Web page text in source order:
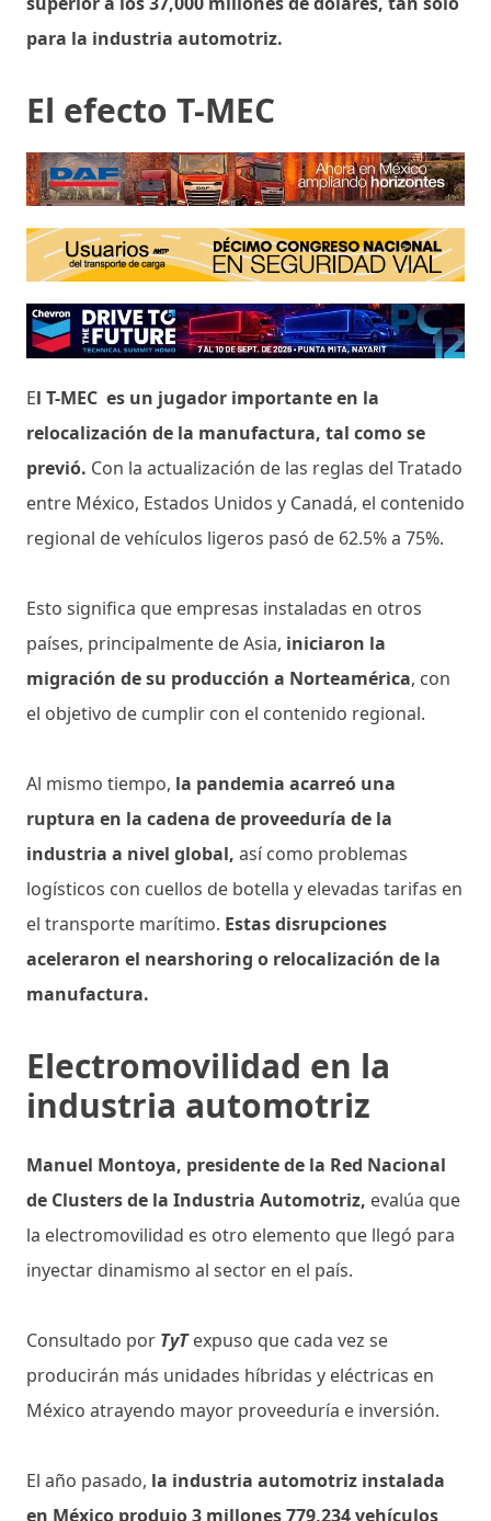
para la industria automotriz.
El efecto T-MEC
El T-MEC es un jugador importante en la
relocalización de la manufactura, tal como se
previó. Con la actualización de las reglas del Tratado
entre México, Estados Unidos y Canadá, el contenido
regional de vehículos ligeros pasó de 62.5% a 75%.
Esto significa que empresas instaladas en otros
países, principalmente de Asia, iniciaron la
migración de su producción a Norteamérica, con
el objetivo de cumplir con el contenido regional.
Al mismo tiempo, la pandemia acarreó una
ruptura en la cadena de proveeduría de la
industria a nivel global, así como problemas
logísticos con cuellos de botella y elevadas tarifas en
el transporte marítimo. Estas disrupciones
aceleraron el nearshoring o relocalización de la
manufactura.
Electromovilidad en la
industria automotriz
Manuel Montoya, presidente de la Red Nacional
de Clusters de la Industria Automotriz, evalúa que
la electromovilidad es otro elemento que llegó para
inyectar dinamismo al sector en el país.
Consultado por TyTexpuso que cada vez se
producirán más unidades híbridas y eléctricas en
México atrayendo mayor proveeduría e inversión.
El año pasado, la industria automotriz instalada
en México produjo 3 millones 779,234 vehículos